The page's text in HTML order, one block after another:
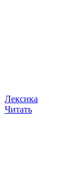
Лексика
Читать